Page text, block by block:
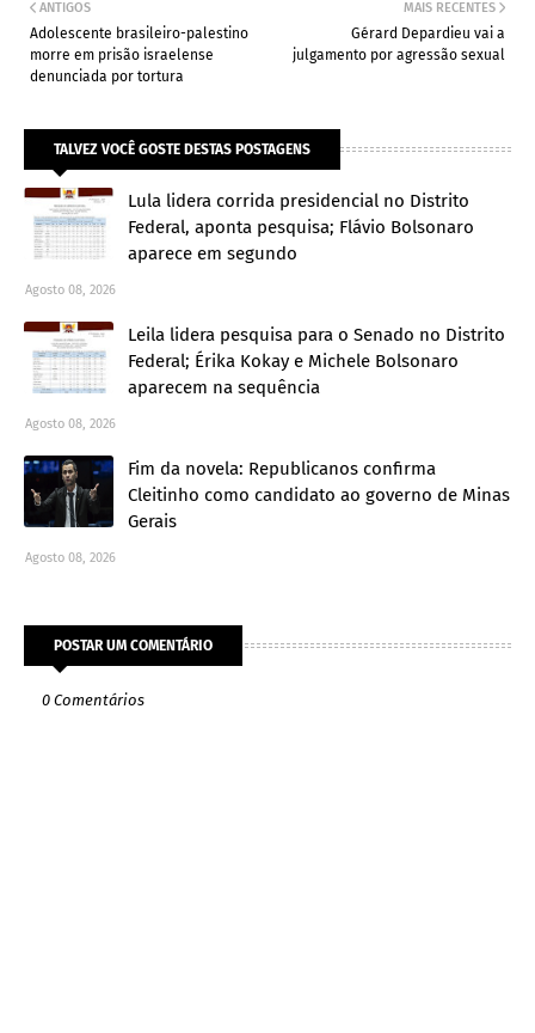
MAIS RECENTES
Gérard Depardieu vai a
julgamento por agressão sexual
ANTIGOS
Adolescente brasileiro-palestino
morre em prisão israelense
denunciada por tortura
TALVEZ VOCÊ GOSTE DESTAS POSTAGENS
Lula lidera corrida presidencial no Distrito
Federal, aponta pesquisa; Flávio Bolsonaro
aparece em segundo
Agosto 08, 2026
Leila lidera pesquisa para o Senado no Distrito
Federal; Érika Kokay e Michele Bolsonaro
aparecem na sequência
Agosto 08, 2026
Fim da novela: Republicanos confirma
Cleitinho como candidato ao governo de Minas
Gerais
Agosto 08, 2026
POSTAR UM COMENTÁRIO
0 Comentários